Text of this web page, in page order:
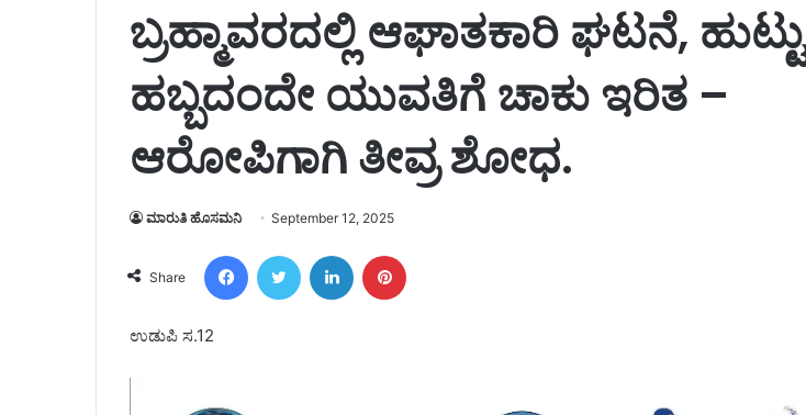
ಬ್ರಹ್ಮಾವರದಲ್ಲಿ ಆಘಾತಕಾರಿ ಘಟನೆ, ಹುಟ್ಟು
ಹಬ್ಬದಂದೇ ಯುವತಿಗೆ ಚಾಕು ಇರಿತ –
ಆರೋಪಿಗಾಗಿ ತೀವ್ರ ಶೋಧ.
ಮಾರುತಿ ಹೊಸಮನಿ September 12, 2025
Share
FacebookTwitter LinkedIn
ಉಡುಪಿ ಸ.12